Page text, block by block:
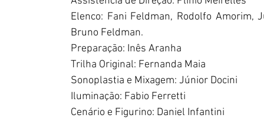
Elenco: Fani Feldman, Rodolfo Amorim,
Bruno Feldman.
Preparação: Inês Aranha
Trilha Original: Fernanda Maia
Sonoplastia e Mixagem: Júnior Docini
Iluminação: Fabio Ferretti
Cenário e Figurino: Daniel Infantini